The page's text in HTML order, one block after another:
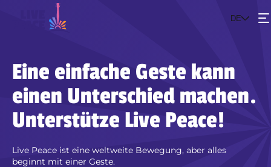
Das Projekt
Werde Teil der Bewegung
DE
Eine einfache Geste kann
einen Unterschied machen.
Unterstütze Live Peace!
Live Peace ist eine weltweite Bewegung, aber alles
beginnt mit einer Geste.